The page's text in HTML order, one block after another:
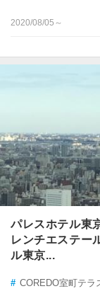
2020/08/05～
パレスホテル東
レンチエステー
ル東京...
# COREDO室町テラ